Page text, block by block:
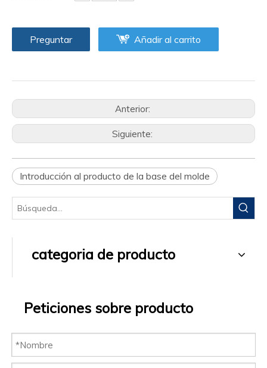
Preguntar Añadir al carrito
Anterior:
Siguiente:
Introducción al producto de la base del molde
categoria de producto
Peticiones sobre producto